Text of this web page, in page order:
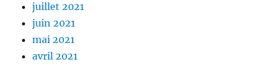
juillet 2021
juin 2021
mai 2021
avril 2021